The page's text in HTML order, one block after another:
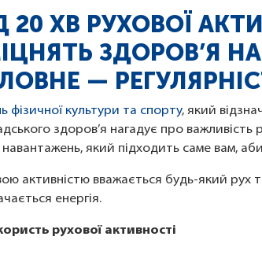
20 ХВ РУХОВОЇ
ЗДОРОВ’Я
—
фізичної культури та спорту, який
здоров’я нагадує про
навантажень, який підходить саме вам,
активністю вважається будь-який рух
енергія.
рухової активності